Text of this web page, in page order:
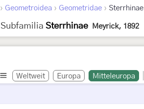
› Geometroidea › Geometridae › Sterrhinae
Subfamilia Sterrhinae Meyrick, 1892
Weltweit Europa Mitteleuropa